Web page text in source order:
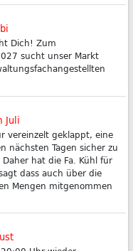
Dich! Zum
sucht unser Markt
Juli
vereinzelt geklappt, eine
nächsten Tagen sicher zu
hat die Fa. Kühl für
dass auch über die
Mengen mitgenommen